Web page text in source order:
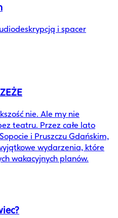
i spacer
nie. Ale my nie
teatru. Przez całe lato
i Pruszczu Gdańskim,
wydarzenia, które
wakacyjnych planów.